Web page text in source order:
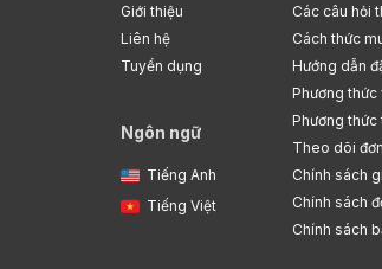
Giới thiệu
Liên hệ
Tuyển dụng
Ngôn ngữ
Tiếng Anh
Tiếng Việt
Các câu hỏi
Cách thức
Hướng dẫn
Phương thức
Phương thức
Theo dõi
Chính sách
Chính sách
Chính sách